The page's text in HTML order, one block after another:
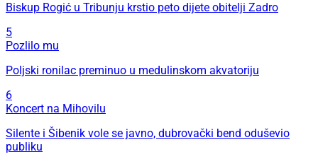
Biskup Rogić u Tribunju krstio peto dijete obitelji Zadro
5
Pozlilo mu
Poljski ronilac preminuo u medulinskom akvatoriju
6
Koncert na Mihovilu
Silente i Šibenik vole se javno, dubrovački bend oduševio
publiku